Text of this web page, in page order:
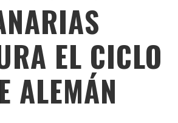
EL CICLO
ALEMÁN